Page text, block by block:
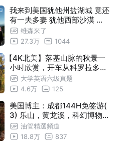
我来到美国犹他州盐湖城 竟还
有一夫多妻 犹他西部沙漠 大
盐湖 维森来了
维森来了
27.3万
1044
【4K北美】落基山脉的秋景一
小时欣赏，开车从科罗拉多州
阿斯彭出发至双子湖
大学英语六级真题
4.6万
125
美国博主：成都144H免签游(
3) 乐山，黄龙溪，科幻博物
馆 | thetravelingzam
油管精選頻道
18.8万
837